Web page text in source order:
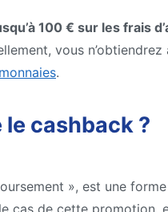
100 € sur les frais
vous
.
le cashback ?
», est une
cas de cette promotion,